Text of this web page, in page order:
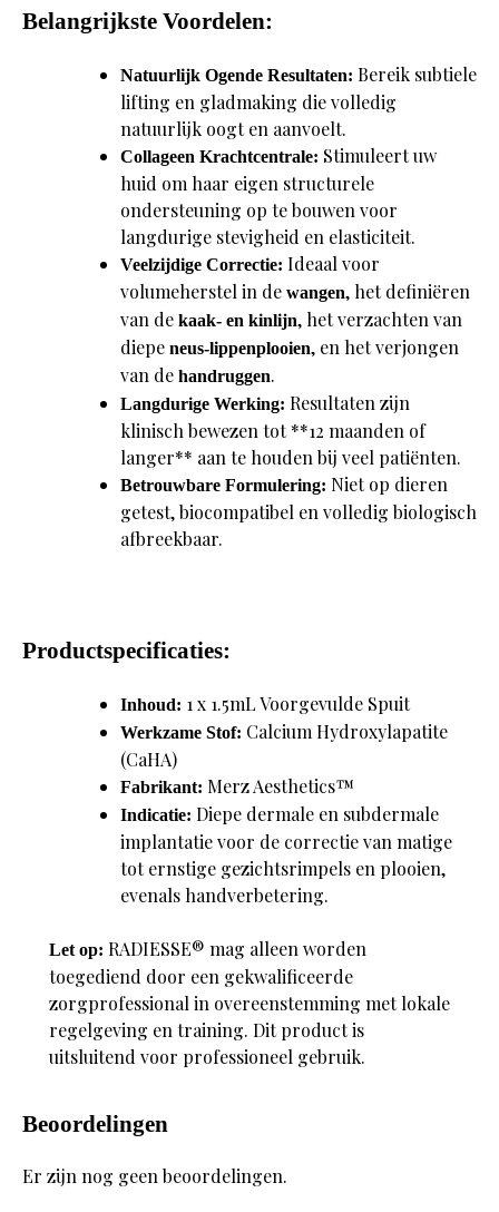
Belangrijkste Voordelen:
Natuurlijk Ogende Resultaten: Bereik subtiele
lifting en gladmaking die volledig
natuurlijk oogt en aanvoelt.
Collageen Krachtcentrale: Stimuleert uw
huid om haar eigen structurele
ondersteuning op te bouwen voor
langdurige stevigheid en elasticiteit.
Veelzijdige Correctie: Ideaal voor
volumeherstel in de wangen, het definiëren
van de kaak- en kinlijn, het verzachten van
diepe neus-lippenplooien, en het verjongen
van de handruggen.
Langdurige Werking: Resultaten zijn
klinisch bewezen tot **12 maanden of
langer** aan te houden bij veel patiënten.
Betrouwbare Formulering: Niet op dieren
getest, biocompatibel en volledig biologisch
afbreekbaar.
Productspecificaties:
Inhoud: 1 x 1.5mL Voorgevulde Spuit
Werkzame Stof: Calcium Hydroxylapatite
(CaHA)
Fabrikant: Merz Aesthetics™
Indicatie: Diepe dermale en subdermale
implantatie voor de correctie van matige
tot ernstige gezichtsrimpels en plooien,
evenals handverbetering.
Let op: RADIESSE® mag alleen worden
toegediend door een gekwalificeerde
zorgprofessional in overeenstemming met lokale
regelgeving en training. Dit product is
uitsluitend voor professioneel gebruik.
Beoordelingen
Er zijn nog geen beoordelingen.